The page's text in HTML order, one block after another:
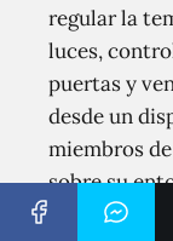
regular la
luces,
puertas y
desde un
miembros
sobre su